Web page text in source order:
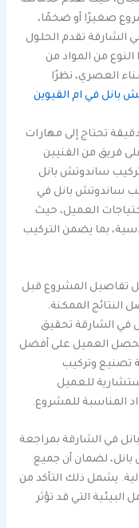
صغيرًا أو ضخمًا،
الشارقة تقدم الحلول
من المواد من
العصري، نظرًا
بانل في ام القيوين
تحتاج إلى مهارات
فريق من الفنيين
تركيب ساندوتش بانل
ساندوتش بانل في
العميل، حيث
بما يضمن التركيب
كل تفاصيل المشروع قبل
النتائج الممكنة.
في الشارقة تحقيق
يحصل العميل على أفضل
تصنيع وتركيب
للعميل
المناسبة للمشروع.
في الشارقة بمراجعة
لضمان أن جميع
يشمل ذلك التأكد من
البيئية التي قد تؤثر